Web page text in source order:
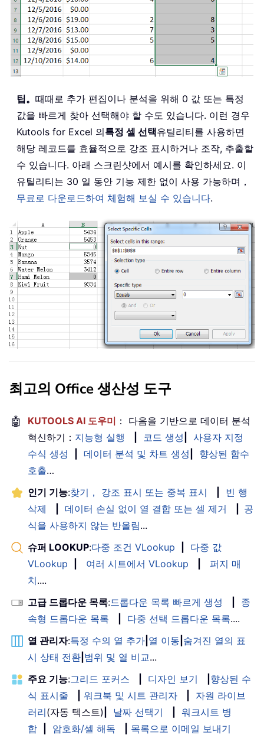
팁。 때때로 추가 편집이나 분석을 위해 0 값 또는 특정
값을 빠르게 찾아 선택해야 할 수도 있습니다. 이런 경우
Kutools for Excel 의특정 셀 선택유틸리티를 사용하면
해당 레코드를 효율적으로 강조 표시하거나 조작, 추출할
수 있습니다. 아래 스크린샷에서 예시를 확인하세요. 이
유틸리티는 30 일 동안 기능 제한 없이 사용 가능하며，
무료로 다운로드하여 체험해 보실 수 있습니다.
최고의 Office 생산성 도구
🤖 KUTOOLS AI 도우미 ： 다음을 기반으로 데이터 분석
혁신하기： 지능형 실행 코드 생성
사용자 지정
수식 생성
데이터 분석 및 차트 생성
향상된 함수
호출…
인기 기능:찾기， 강조 표시 또는 중복 표시
빈 행
삭제
데이터 손실 없이 열 결합 또는 셀 제거
공
식을 사용하지 않는 반올림...
슈퍼 LOOKUP:다중 조건 VLookup
다중 값
VLookup
여러 시트에서 VLookup
퍼지 매
치....
고급 드롭다운 목록:드롭다운 목록 빠르게 생성
종
속형 드롭다운 목록
다중 선택 드롭다운 목록....
열 관리자:특정 수의 열 추가 열 이동 숨겨진 열의 표
시 상태 전환 범위 및 열 비교...
주요 기능:그리드 포커스 디자인 보기
향상된 수
식 표시줄
워크북 및 시트 관리자
자원 라이브
러리(자동 텍스트) 날짜 선택기
워크시트 병
합
암호화/셀 해독
목록으로 이메일 보내기